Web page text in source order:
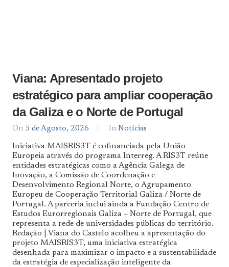
Viana: Apresentado projeto
estratégico para ampliar cooperação
da Galiza e o Norte de Portugal
On 5 de Agosto, 2026
By
De
Norte
a
Sul
In Notícias
Iniciativa MAISRIS3T é cofinanciada pela União
Europeia através do programa Interreg. A RIS3T reúne
entidades estratégicas como a Agência Galega de
Inovação, a Comissão de Coordenação e
Desenvolvimento Regional Norte, o Agrupamento
Europeu de Cooperação Territorial Galiza / Norte de
Portugal. A parceria inclui ainda a Fundação Centro de
Estudos Eurorregionais Galiza – Norte de Portugal, que
representa a rede de universidades públicas do território.
Redação | Viana do Castelo acolheu a apresentação do
projeto MAISRIS3T, uma iniciativa estratégica
desenhada para maximizar o impacto e a sustentabilidade
da estratégia de especialização inteligente da